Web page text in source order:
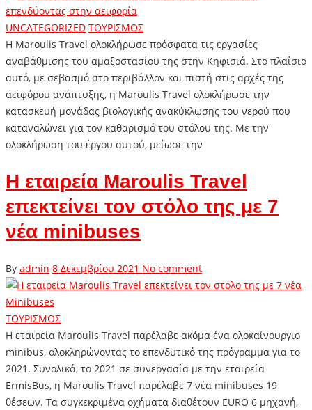
UNCATEGORIZED ΤΟΥΡΙΣΜΟΣ
Η Maroulis Travel ολοκλήρωσε πρόσφατα τις εργασίες
αναβάθμισης του αμαξοστασίου της στην Κηφισιά. Στο πλαίσιο
αυτό, με σεβασμό στο περιβάλλον και πιστή στις αρχές της
αειφόρου ανάπτυξης, η Maroulis Travel ολοκλήρωσε την
κατασκευή μονάδας βιολογικής ανακύκλωσης του νερού που
καταναλώνει για τον καθαρισμό του στόλου της. Με την
ολοκλήρωση του έργου αυτού, μείωσε την
Η εταιρεία Maroulis Travel
επεκτείνει τον στόλο της με 7
νέα minibuses
By admin 8 Δεκεμβρίου 2021 No comment
ΤΟΥΡΙΣΜΟΣ
H εταιρεία Maroulis Travel παρέλαβε ακόμα ένα ολοκαίνουργιο
minibus, ολοκληρώνοντας το επενδυτικό της πρόγραμμα για το
2021. Συνολικά, το 2021 σε συνεργασία με την εταιρεία
ErmisBus, η Maroulis Travel παρέλαβε 7 νέα minibuses 19
θέσεων. Τα συγκεκριμένα οχήματα διαθέτουν EURO 6 μηχανή,